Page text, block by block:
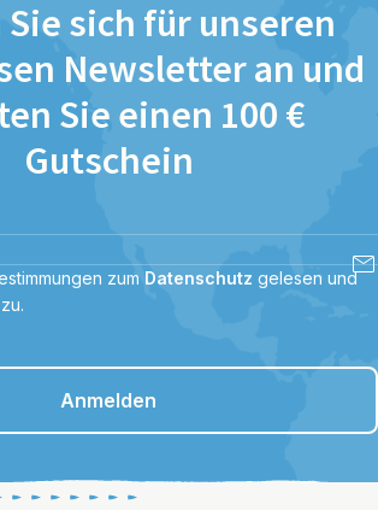
Sie sich für unseren
Newsletter an und
Sie einen 100 €
Gutschein
zum Datenschutz gelesen und
Anmelden